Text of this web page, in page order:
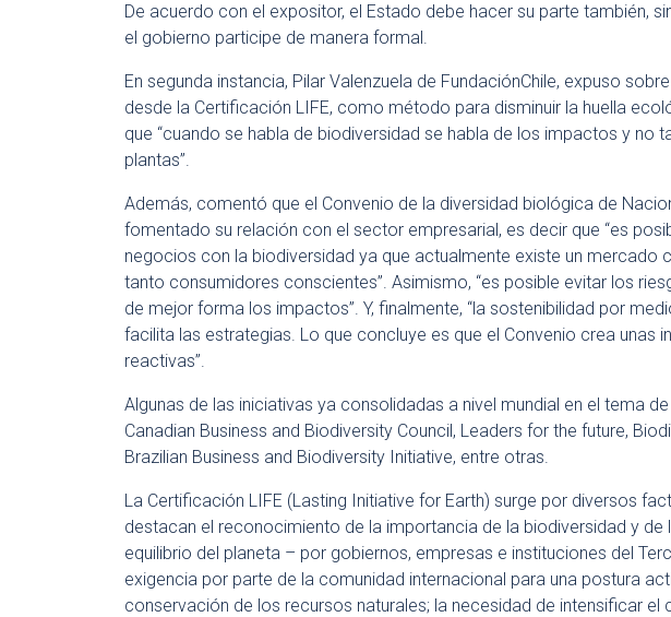
De acuerdo con el expositor, el Estado debe hacer su parte también,
el gobierno participe de manera formal.
En segunda instancia, Pilar Valenzuela de FundaciónChile, expuso
desde la Certificación LIFE, como método para disminuir la huella
que “cuando se habla de biodiversidad se habla de los impactos y no
plantas”.
Además, comentó que el Convenio de la diversidad biológica de
fomentado su relación con el sector empresarial, es decir que “es
negocios con la biodiversidad ya que actualmente existe un mercado
tanto consumidores conscientes”. Asimismo, “es posible evitar los
de mejor forma los impactos”. Y, finalmente, “la sostenibilidad por
facilita las estrategias. Lo que concluye es que el Convenio crea unas
reactivas”.
Algunas de las iniciativas ya consolidadas a nivel mundial en el tema
Canadian Business and Biodiversity Council, Leaders for the future,
Brazilian Business and Biodiversity Initiative, entre otras.
La Certificación LIFE (Lasting Initiative for Earth) surge por diversos
destacan el reconocimiento de la importancia de la biodiversidad y
equilibrio del planeta – por gobiernos, empresas e instituciones del
exigencia por parte de la comunidad internacional para una postura
conservación de los recursos naturales; la necesidad de intensificar